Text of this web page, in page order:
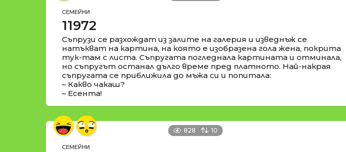
СЕМЕЙНИ
11972
Съпрузи се разхождат из залите на галерия и изведнъж се
натъкват на картина, на която е изобразена гола жена, покрита
тук-там с листа. Съпругата погледнала картината и отминала,
но съпругът останал дълго време пред платното. Най-накрая
съпругата се приближила до мъжа си и попитала:
– Какво чакаш?
– Есента!
828 10
СЕМЕЙНИ